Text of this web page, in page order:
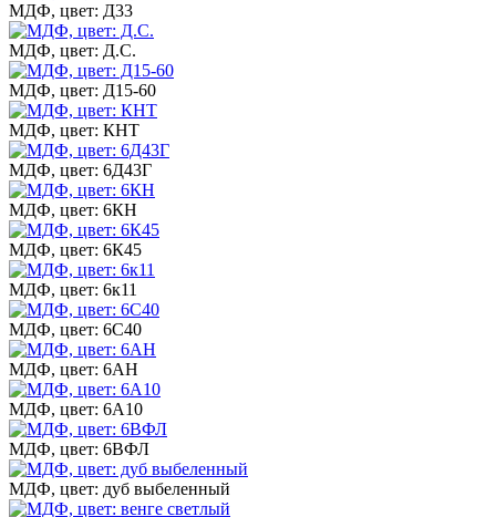
МДФ, цвет: Д33
МДФ, цвет: Д.С.
МДФ, цвет: Д15-60
МДФ, цвет: КНТ
МДФ, цвет: 6Д43Г
МДФ, цвет: 6КН
МДФ, цвет: 6К45
МДФ, цвет: 6к11
МДФ, цвет: 6С40
МДФ, цвет: 6АН
МДФ, цвет: 6А10
МДФ, цвет: 6ВФЛ
МДФ, цвет: дуб выбеленный